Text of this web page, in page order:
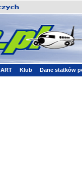
ART Klub Dane statków